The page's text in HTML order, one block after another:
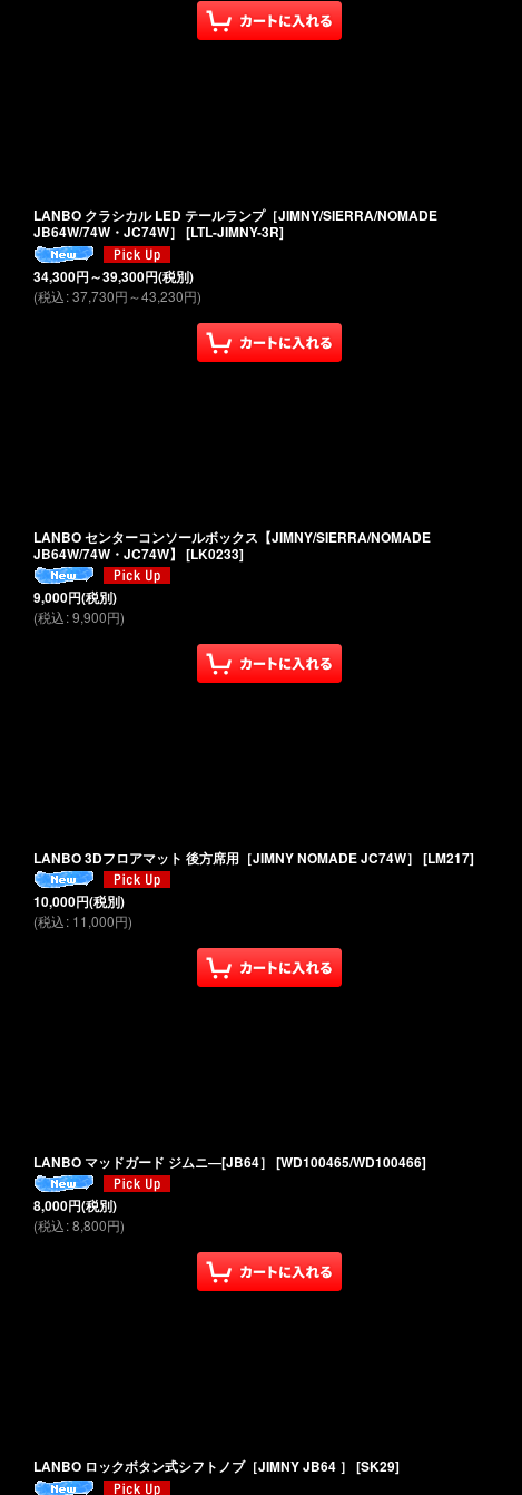
LANBO クラシカル LED テールランプ［JIMNY/SIERRA/NOMADE
JB64W/74W・JC74W］
[LTL-JIMNY-3R]
34,300円～39,300円(税別)
(税込:37,730円～43,230円)
LANBO センターコンソールボックス【JIMNY/SIERRA/NOMADE
JB64W/74W・JC74W】
[LK0233]
9,000円(税別)
(税込:9,900円)
LANBO 3Dフロアマット 後方席用［JIMNY NOMADE JC74W］ [LM217]
10,000円(税別)
(税込: 11,000円)
LANBO マッドガード ジムニ―[JB64］ [WD100465/WD100466]
8,000円(税別)
(税込:8,800円)
LANBO ロックボタン式シフトノブ［JIMNY JB64 ］ [SK29]